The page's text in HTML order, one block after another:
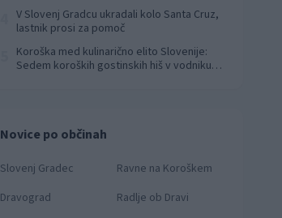
V Slovenj Gradcu ukradali kolo Santa Cruz,
lastnik prosi za pomoč
Koroška med kulinarično elito Slovenije:
Sedem koroških gostinskih hiš v vodniku
Novice po občinah
Slovenj Gradec
Ravne na Koroškem
Dravograd
Radlje ob Dravi